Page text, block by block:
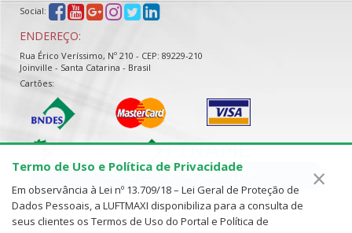
Social:
ENDEREÇO:
Rua Érico Veríssimo, Nº 210 - CEP: 89229-210
Joinville - Santa Catarina - Brasil
Cartões:
SOLICITE UM ORÇAMENTO
Termo de Uso e Política de Privacidade
Em observância à Lei nº 13.709/18 – Lei Geral de Proteção de
Dados Pessoais, a LUFTMAXI disponibiliza para a consulta de
seus clientes os Termos de Uso do Portal e Política de
×